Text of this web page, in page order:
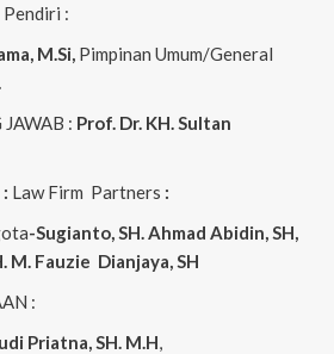
Pendiri :
M.Si, Pimpinan Umum/General
: Prof. Dr. KH. Sultan
: Law Firm Partners :
-Sugianto, SH. Ahmad Abidin, SH,
M. Fauzie Dianjaya, SH
:
Priatna, SH. M.H,